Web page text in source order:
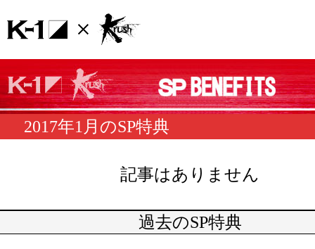
2017年1月のSP特典
記事はありません
過去のSP特典